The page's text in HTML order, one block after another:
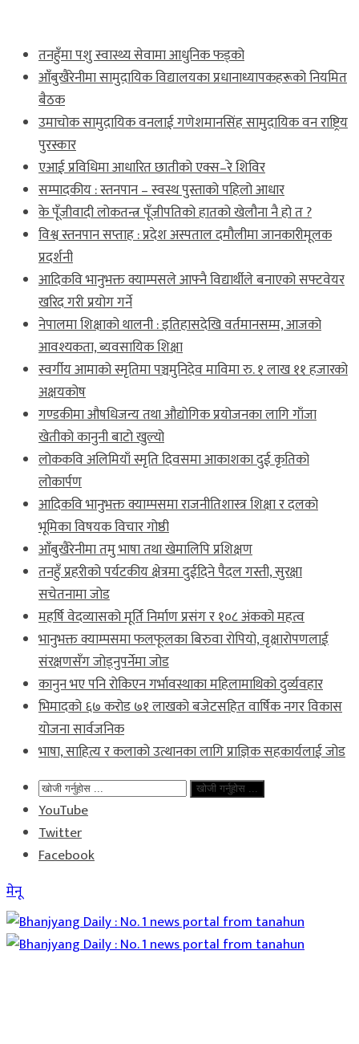
तनहुँमा पशु स्वास्थ्य सेवामा आधुनिक फड्को
आँबुखैरेनीमा सामुदायिक विद्यालयका प्रधानाध्यापकहरूको नियमित
बैठक
उमाचोक सामुदायिक वनलाई गणेशमानसिंह सामुदायिक वन राष्ट्रिय
पुरस्कार
एआई प्रविधिमा आधारित छातीको एक्स–रे शिविर
सम्पादकीय : स्तनपान – स्वस्थ पुस्ताको पहिलो आधार
के पूँजीवादी लोकतन्त्र पूँजीपतिको हातको खेलौना नै हो त ?
विश्व स्तनपान सप्ताह : प्रदेश अस्पताल दमौलीमा जानकारीमूलक
प्रदर्शनी
आदिकवि भानुभक्त क्याम्पसले आफ्नै विद्यार्थीले बनाएको सफ्टवेयर
खरिद गरी प्रयोग गर्ने
नेपालमा शिक्षाको थालनी : इतिहासदेखि वर्तमानसम्म, आजको
आवश्यकता, ब्यवसायिक शिक्षा
स्वर्गीय आमाको स्मृतिमा पञ्चमुनिदेव माविमा रु. १ लाख ११ हजारको
अक्षयकोष
गण्डकीमा औषधिजन्य तथा औद्योगिक प्रयोजनका लागि गाँजा
खेतीको कानुनी बाटो खुल्यो
लोककवि अलिमियाँ स्मृति दिवसमा आकाशका दुई कृतिको
लोकार्पण
आदिकवि भानुभक्त क्याम्पसमा राजनीतिशास्त्र शिक्षा र दलको
भूमिका विषयक विचार गोष्ठी
आँबुखैरेनीमा तमु भाषा तथा खेमालिपि प्रशिक्षण
तनहुँ प्रहरीको पर्यटकीय क्षेत्रमा दुईदिने पैदल गस्ती, सुरक्षा
सचेतनामा जोड
महर्षि वेदव्यासको मूर्ति निर्माण प्रसंग र १०८ अंकको महत्व
भानुभक्त क्याम्पसमा फलफूलका बिरुवा रोपियो, वृक्षारोपणलाई
संरक्षणसँग जोड्नुपर्नेमा जोड
कानुन भए पनि रोकिएन गर्भावस्थाका महिलामाथिको दुर्व्यवहार
भिमादको ६७ करोड ७१ लाखको बजेटसहित वार्षिक नगर विकास
योजना सार्वजनिक
भाषा, साहित्य र कलाको उत्थानका लागि प्राज्ञिक सहकार्यलाई जोड
खोजी गर्नुहोस ...
YouTube
Twitter
Facebook
मेनू